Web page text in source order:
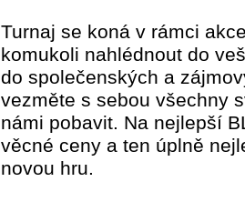
Turnaj se koná v rámci
komukoli nahlédnout do
do společenských a
vezměte s sebou všechny
námi pobavit. Na nejlepší
věcné ceny a ten úplně
novou hru.